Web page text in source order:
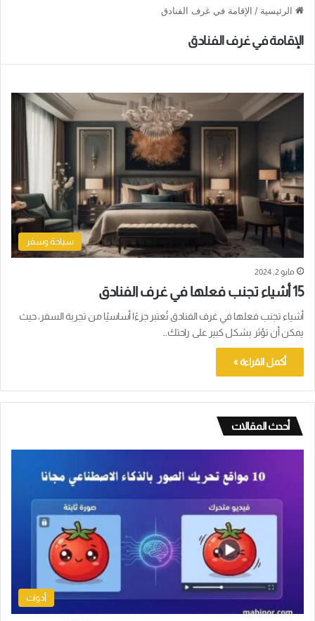
الرئيسية / الإقامة في غرف الفنادق
الإقامة في غرف الفنادق
سياحة وسفر
مايو 2, 2024
15 أشياء تجنب فعلها في غرف الفنادق
أشياء تجنب فعلها في غرف الفنادق تُعتبر جزءًا أساسيًا من تجربة السفر، حيث
يمكن أن تؤثر بشكل كبير على راحتك…
أكمل القراءة »
أحدث المقالات
أدوات